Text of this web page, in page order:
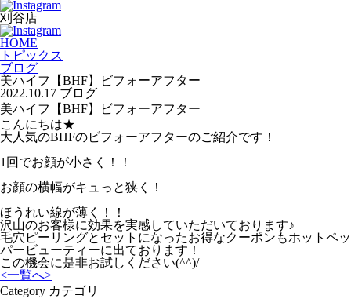
刈谷店
HOME
トピックス
ブログ
美ハイフ【BHF】ビフォーアフター
2022.10.17 ブログ
美ハイフ【BHF】ビフォーアフター
こんにちは★
大人気のBHFのビフォーアフターのご紹介です！
1回でお顔が小さく！！
お顔の横幅がキュっと狭く！
ほうれい線が薄く！！
沢山のお客様に効果を実感していただいております♪
毛穴ピーリングとセットになったお得なクーポンもホットペッ
パービューティーに出ております！
この機会に是非お試しください(^^)/
<一覧へ>
Category カテゴリ